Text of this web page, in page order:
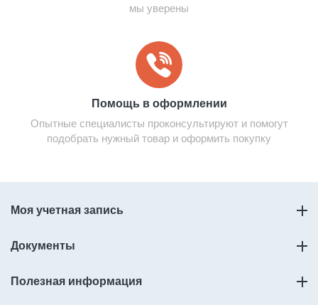
мы уверены
Помощь в оформлении
Опытные специалисты проконсультируют и помогут
подобрать нужный товар и оформить покупку
Моя учетная запись
Документы
Полезная информация